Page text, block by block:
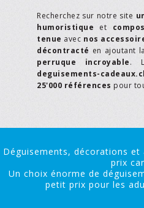
Recherchez sur notre site
humoristique et
tenue avec nos
décontracté en ajoutant
perruque incroyable.
deguisements-
25'000 références pour
Déguisements, décorations
prix
Un choix énorme de
petit prix pour les